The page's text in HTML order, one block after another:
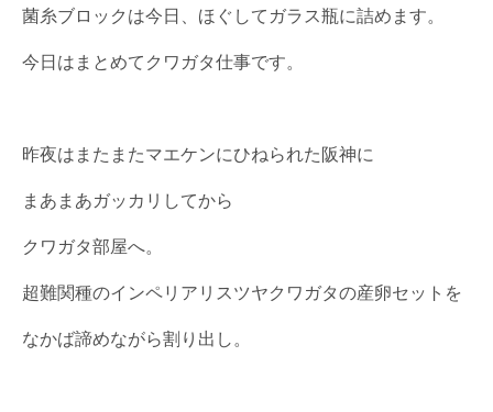
菌糸ブロックは今日、ほぐしてガラス瓶に詰めます。
今日はまとめてクワガタ仕事です。
昨夜はまたまたマエケンにひねられた阪神に
まあまあガッカリしてから
クワガタ部屋へ。
超難関種のインペリアリスツヤクワガタの産卵セットを
なかば諦めながら割り出し。